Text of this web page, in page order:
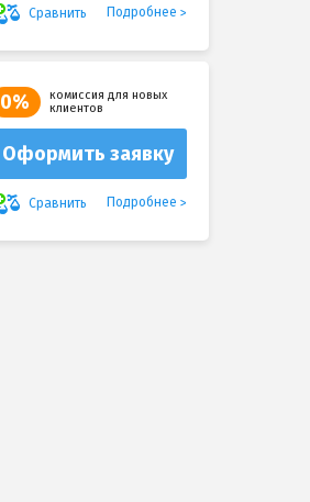
Сравнить Подробнее
0%
комиссия для новых
клиентов
Оформить заявку
Сравнить Подробнее